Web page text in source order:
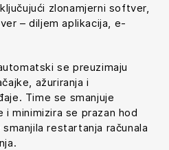
zlonamjerni softver,
– diljem aplikacija, e-
se preuzimaju
ažuriranja i
Time se smanjuje
minimizira se prazan hod
restartanja računala